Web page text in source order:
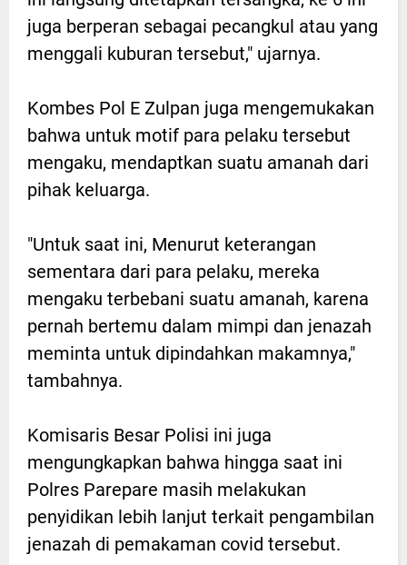
juga berperan sebagai pecangkul atau yang
menggali kuburan tersebut," ujarnya.
Kombes Pol E Zulpan juga mengemukakan
bahwa untuk motif para pelaku tersebut
mengaku, mendaptkan suatu amanah dari
pihak keluarga.
"Untuk saat ini, Menurut keterangan
sementara dari para pelaku, mereka
mengaku terbebani suatu amanah, karena
pernah bertemu dalam mimpi dan jenazah
meminta untuk dipindahkan makamnya,"
tambahnya.
Komisaris Besar Polisi ini juga
mengungkapkan bahwa hingga saat ini
Polres Parepare masih melakukan
penyidikan lebih lanjut terkait pengambilan
jenazah di pemakaman covid tersebut.